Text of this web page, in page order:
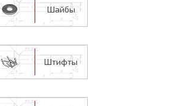
Шайбы
Штифты